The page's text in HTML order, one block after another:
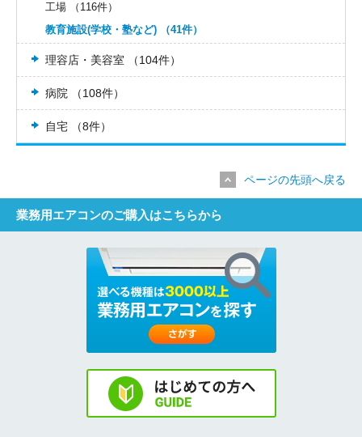
工場 （116件）
教育施設(学校・塾など) （41件）
理容店・美容室 （104件）
病院 （108件）
自宅 （8件）
ページの先頭へ戻る
業務用エアコンのご購入はこちらから